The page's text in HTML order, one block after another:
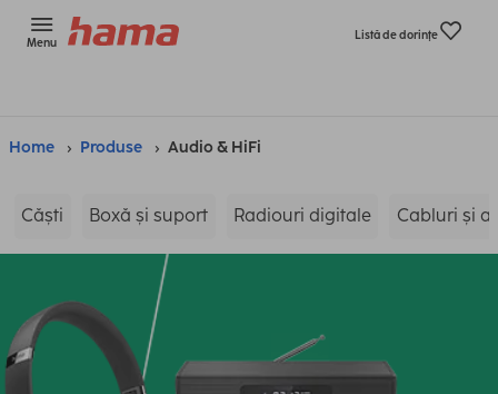
Menu
Listă de dorinţe
Home Produse Audio & HiFi
Căști Boxă și suport Radiouri digitale Cabluri și